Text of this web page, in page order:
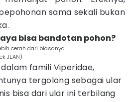
sama sekali bukan
bisa bandotan pohon?
cerah dari biasanya
JEAN)
famili Viperidae,
tergolong sebagai ular
bisa dari ular ini terbilang